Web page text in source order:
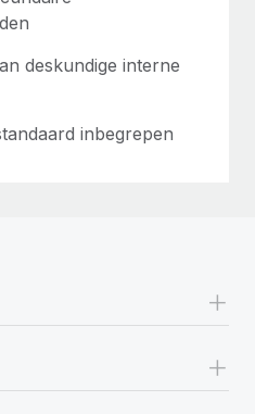
deskundige interne
inbegrepen
+
+